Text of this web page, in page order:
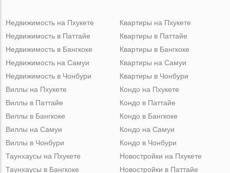
Недвижимость на Пхукете
Недвижимость в Паттайе
Недвижимость в Бангкоке
Недвижимость на Самуи
Недвижимость в Чонбури
Квартиры на Пхукете
Квартиры в Паттайе
Квартиры в Бангкоке
Квартиры на Самуи
Квартиры в Чонбури
Виллы на Пхукете
Виллы в Паттайе
Виллы в Бангкоке
Виллы на Самуи
Виллы в Чонбури
Кондо на Пхукете
Кондо в Паттайе
Кондо в Бангкоке
Кондо на Самуи
Кондо в Чонбури
Таунхаусы на Пхукете
Таунхаусы в Бангкоке
Новостройки на Пхукете
Новостройки в Паттайе